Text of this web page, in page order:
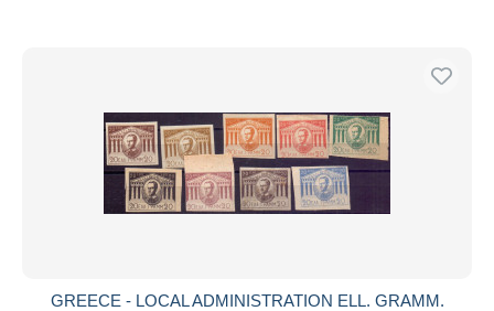
GREECE - LOCAL ADMINISTRATION ELL. GRAMM.